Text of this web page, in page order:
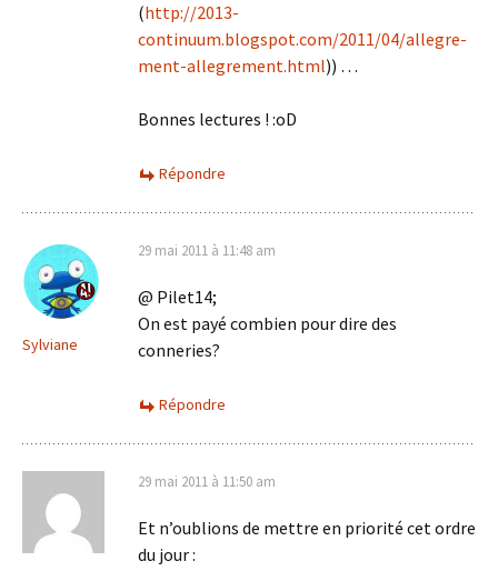
(http://2013-
continuum.blogspot.com/2011/04/allegre-
ment-allegrement.html)) …
Bonnes lectures ! :oD
Répondre
Sylviane
29 mai 2011 à 11:48 am
@ Pilet14;
On est payé combien pour dire des
conneries?
Répondre
29 mai 2011 à 11:50 am
Et n’oublions de mettre en priorité cet ordre
du jour :